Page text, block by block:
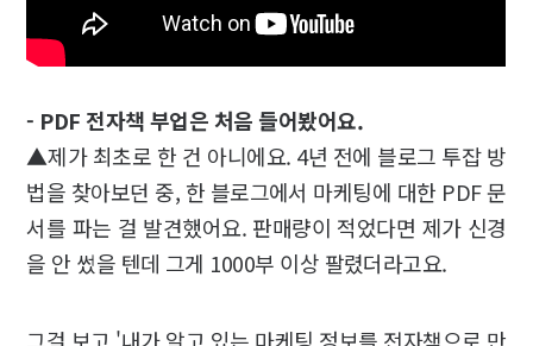
- PDF 전자책 부업은 처음 들어봤어요.
▲제가 최초로 한 건 아니에요. 4년 전에 블로그 투잡 방
법을 찾아보던 중, 한 블로그에서 마케팅에 대한 PDF 문
서를 파는 걸 발견했어요. 판매량이 적었다면 제가 신경
을 안 썼을 텐데 그게 1000부 이상 팔렸더라고요.
그걸 보고 '내가 알고 있는 마케팅 정보를 전자책으로 만